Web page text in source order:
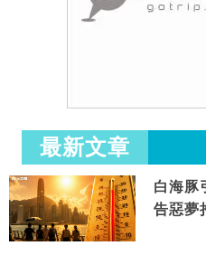
最新文章
白海豚
告惡夢